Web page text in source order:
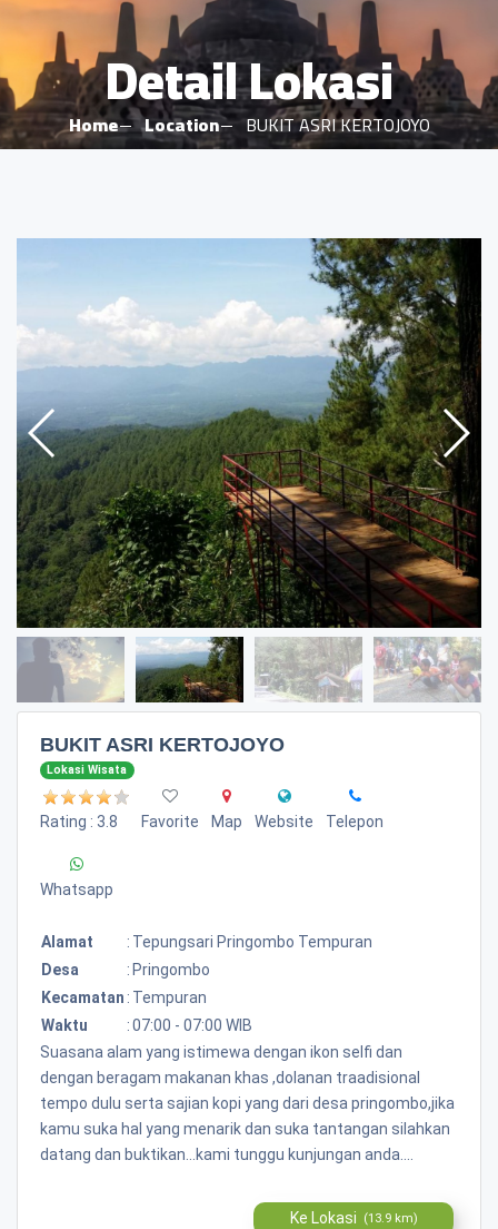
Detail Lokasi
Home Location BUKIT ASRI KERTOJOYO
BUKIT ASRI KERTOJOYO
Lokasi Wisata
Rating : 3.8 Favorite Map Website Telepon
Whatsapp
Alamat : Tepungsari Pringombo Tempuran
Desa
: Pringombo
Kecamatan : Tempuran
Waktu
:07:00 - 07:00 WIB
Suasana alam yang istimewa dengan ikon selfi dan
dengan beragam makanan khas ,dolanan traadisional
tempo dulu serta sajian kopi yang dari desa pringombo,jika
kamu suka hal yang menarik dan suka tantangan silahkan
datang dan buktikan...kami tunggu kunjungan anda....
Ke Lokasi (13.9 km)